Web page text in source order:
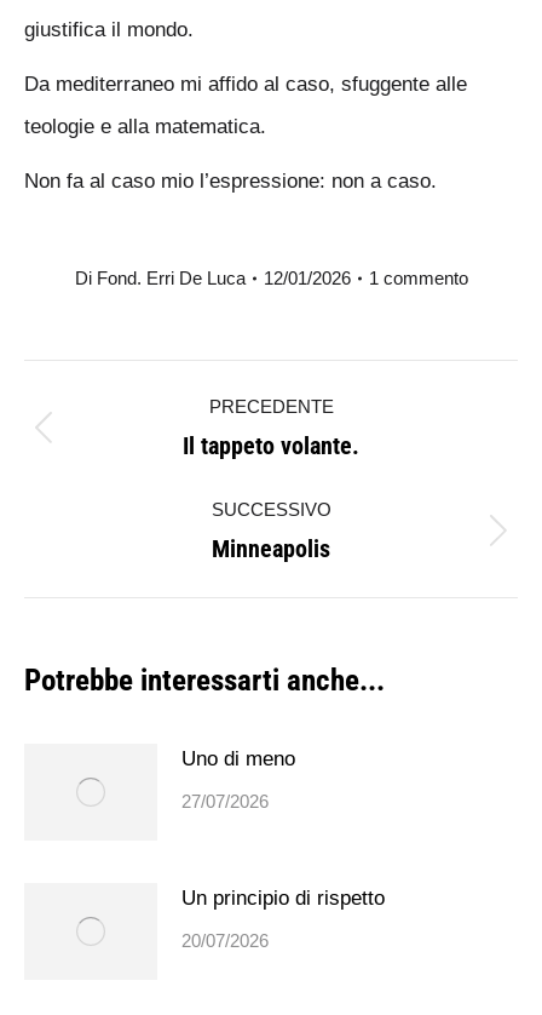
giustifica il mondo.
Da mediterraneo mi affido al caso, sfuggente alle
teologie e alla matematica.
Non fa al caso mio l’espressione: non a caso.
Di Fond. Erri De Luca 12/01/2026 1 commento
tra
PRECEDENTE
Post
Il tappeto volante.
SUCCESSIVO
Prossimo
post:
Minneapolis
Potrebbe interessarti anche...
Uno di meno
27/07/2026
Un principio di rispetto
20/07/2026